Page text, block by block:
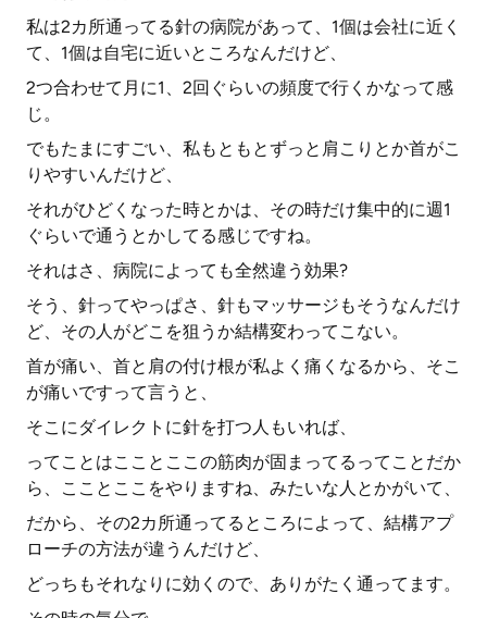
私は2カ所通ってる針の病院があって、1個は会社に近く
て、1個は自宅に近いところなんだけど、
2つ合わせて月に1、2回ぐらいの頻度で行くかなって感
じ。
でもたまにすごい、私もともとずっと肩こりとか首がこ
りやすいんだけど、
それがひどくなった時とかは、その時だけ集中的に週1
ぐらいで通うとかしてる感じですね。
それはさ、病院によっても全然違う効果?
そう、針ってやっぱさ、針もマッサージもそうなんだけ
ど、その人がどこを狙うか結構変わってこない。
首が痛い、首と肩の付け根が私よく痛くなるから、そこ
が痛いですって言うと、
そこにダイレクトに針を打つ人もいれば、
ってことはこことここの筋肉が固まってるってことだか
ら、こことここをやりますね、みたいな人とかがいて、
だから、その2カ所通ってるところによって、結構アプ
ローチの方法が違うんだけど、
どっちもそれなりに効くので、ありがたく通ってます。